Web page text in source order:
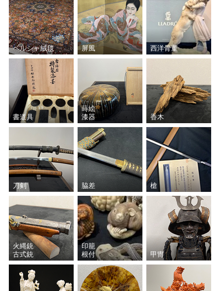
ペルシャ絨毯 屏風 西洋骨董
書道具
蒔絵
漆器
香木
刀剣 脇差 槍
火縄銃
古式銃
印籠
根付
甲冑